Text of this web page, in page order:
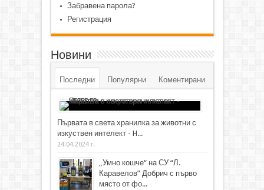
Забравена парола?
Регистрация
Новини
Последни Популярни Коментирани
Първата в света хранилка за животни с
изкуствен интелект - H...
24.04.2024 г.
„Умно кошче“ на СУ “Л.
Каравелов” Добрич с първо
място от фо...